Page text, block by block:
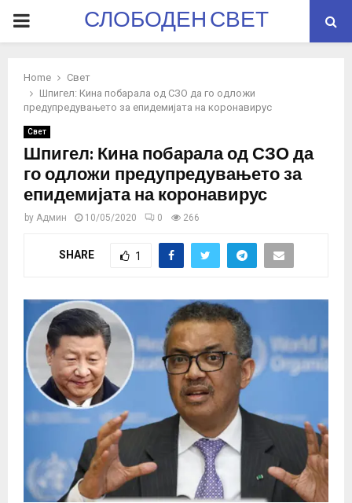
PRIMARYСЛОБОДЕН СВЕТ
Home
Свет
Шпигел: Кина побарала од СЗО да го одложи
предупредувањето за епидемијата на коронавирус
Свет
Шпигел: Кина побарала од СЗО да
го одложи предупредувањето за
епидемијата на коронавирус
by Админ 10/05/2020 0 266
SHARE 1